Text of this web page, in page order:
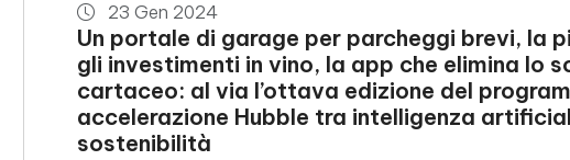
23 Gen 2024
Un portale di garage per parcheggi brevi, la
gli investimenti in vino, la app che elimina lo
cartaceo: al via l’ottava edizione del
accelerazione Hubble tra intelligenza
sostenibilità